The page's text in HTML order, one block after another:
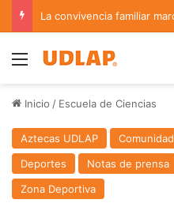
Menu
Inicio / Escuela de Ciencias
Aztecas UDLAP Comunidad
Deportes
Notas de prensa
Zona Deportiva